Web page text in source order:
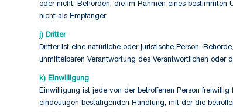
oder nicht. Behörden, die im Rahmen eines bestimmten
nicht als Empfänger.
j) Dritter
Dritter ist eine natürliche oder juristische Person,
unmittelbaren Verantwortung des Verantwortlichen oder
k) Einwilligung
Einwilligung ist jede von der betroffenen Person
eindeutigen bestätigenden Handlung, mit der die